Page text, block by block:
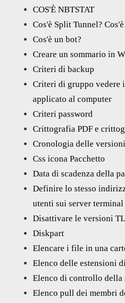
COS'È NBTSTAT
Cos'è Split Tunnel?
Cos'è un bot?
Creare un sommario in
Criteri di backup
Criteri di gruppo vedere
applicato al computer
Criteri password
Crittografia PDF e
Cronologia delle
Css icona Pacchetto
Data di scadenza della
Definire lo stesso
utenti sui server terminal
Disattivare le versioni
Diskpart
Elencare i file in una
Elenco delle estensioni
Elenco di controllo della
Elenco pull dei membri